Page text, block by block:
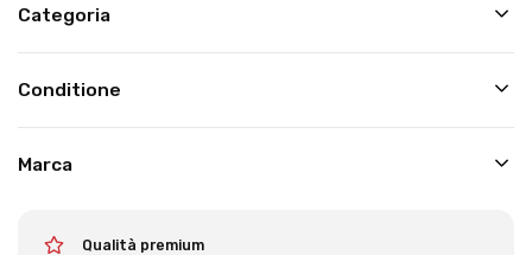
Categoria
Conditione
Marca
Qualità premium